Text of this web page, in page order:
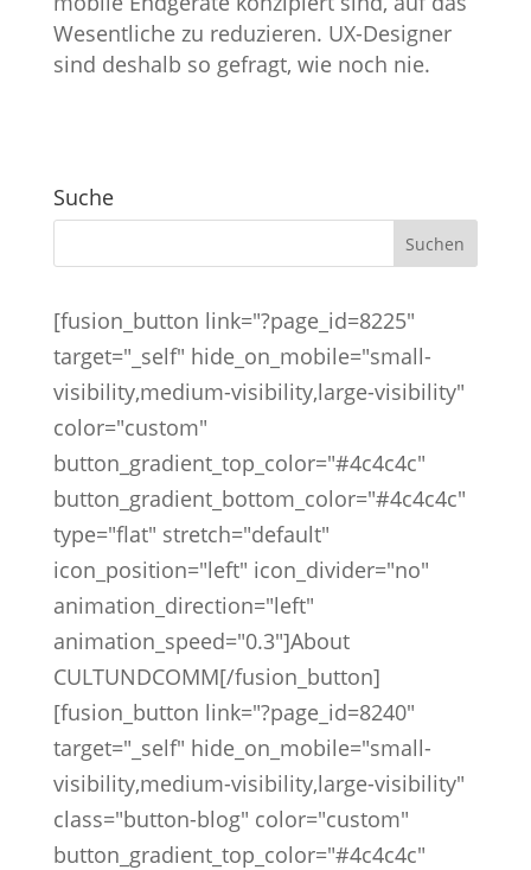
Wesentliche zu reduzieren. UX-Designer
sind deshalb so gefragt, wie noch nie.
Suche
[fusion_button link="?page_id=8225"
target="_self" hide_on_mobile="small-
visibility,medium-visibility,large-visibility"
color="custom"
button_gradient_top_color="#4c4c4c"
button_gradient_bottom_color="#4c4c4c"
type="flat" stretch="default"
icon_position="left" icon_divider="no"
animation_direction="left"
animation_speed="0.3"]About
CULTUNDCOMM[/fusion_button]
[fusion_button link="?page_id=8240"
target="_self" hide_on_mobile="small-
visibility,medium-visibility,large-visibility"
class="button-blog" color="custom"
button_gradient_top_color="#4c4c4c"